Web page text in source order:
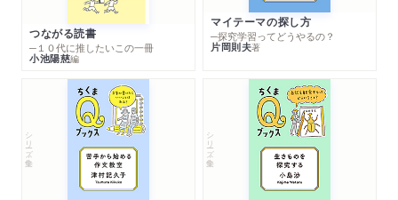
つながる読書
─１０代に推したいこの一冊
小池陽慈編
マイテーマの探し方
─探究学習ってどうやるの？
片岡則夫著
シリーズ・全集 シリーズ・全集